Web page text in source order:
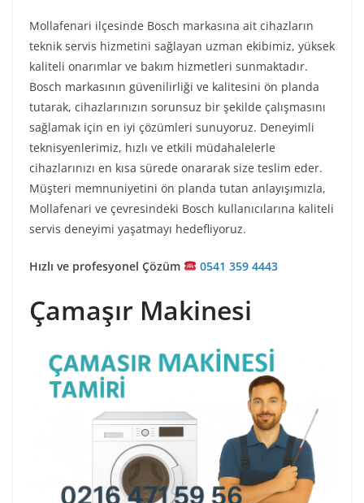
Mollafenari ilçesinde Bosch markasına ait cihazların
teknik servis hizmetini sağlayan uzman ekibimiz, yüksek
kaliteli onarımlar ve bakım hizmetleri sunmaktadır.
Bosch markasının güvenilirliği ve kalitesini ön planda
tutarak, cihazlarınızın sorunsuz bir şekilde çalışmasını
sağlamak için en iyi çözümleri sunuyoruz. Deneyimli
teknisyenlerimiz, hızlı ve etkili müdahalelerle
cihazlarınızı en kısa sürede onararak size teslim eder.
Müşteri memnuniyetini ön planda tutan anlayışımızla,
Mollafenari ve çevresindeki Bosch kullanıcılarına kaliteli
servis deneyimi yaşatmayı hedefliyoruz.
Hızlı ve profesyonel Çözüm 0541 359 4443
Çamaşır Makinesi